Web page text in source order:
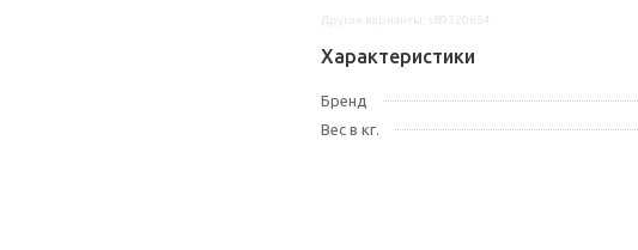
Характеристики
Бренд
Вес в кг.